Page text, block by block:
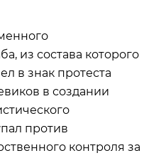
из состава которого
в знак протеста
в создании
против
контроля за